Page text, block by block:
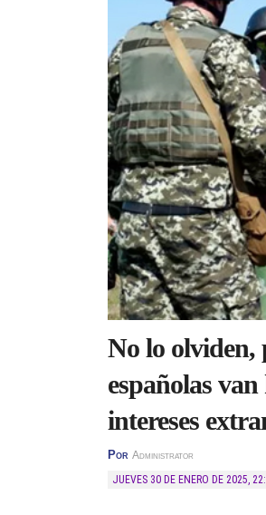
No lo olviden,
españolas
intereses
Por Administrator
JUEVES 30 DE ENERO DE 2025,